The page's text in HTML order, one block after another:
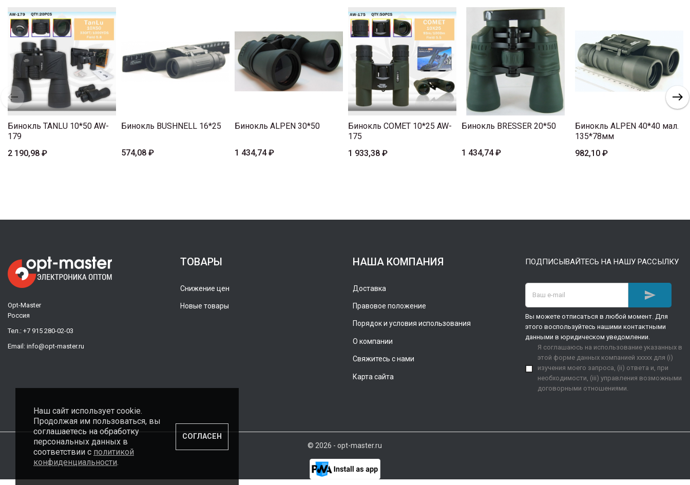
Бинокль TANLU 10*50 AW-
179
2 190,98 ₽
Бинокль BUSHNELL 16*25
574,08 ₽
Бинокль ALPEN 30*50
1 434,74 ₽
Бинокль COMET 10*25 AW-
175
1 933,38 ₽
Бинокль BRESSER 20*50
1 434,74 ₽
Бинокль ALPEN 40*40 мал.
135*78мм
982,10 ₽
Opt-Master
Россия
Тел.: +7 915 280-02-03
Email: info@opt-master.ru
ТОВАРЫ
Снижение цен
Новые товары
НАША КОМПАНИЯ
Доставка
Правовое положение
Порядок и условия использования
О компании
Свяжитесь с нами
Карта сайта
ПОДПИСЫВАЙТЕСЬ НА НАШУ РАССЫЛКУ

Вы можете отписаться в любой момент. Для
этого воспользуйтесь нашими контактными
данными в юридическом уведомлении.
Я соглашаюсь на использование указанных в
этой форме данных компанией xxxxx для (i)
изучения моего запроса, (ii) ответа и, при
необходимости, (iii) управления возможными
договорными отношениями.
© 2026 - opt-master.ru
Наш сайт использует cookie.
Продолжая им пользоваться, вы
соглашаетесь на обработку
персональных данных в
соответствии с политикой
конфиденциальности.
СОГЛАСЕН